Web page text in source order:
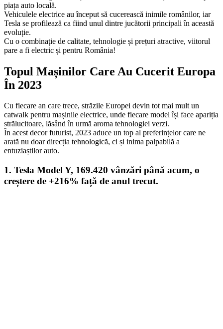
piața auto locală.
Vehiculele electrice au început să cucerească inimile românilor, iar
Tesla se profilează ca fiind unul dintre jucătorii principali în această
evoluție.
Cu o combinație de calitate, tehnologie și prețuri atractive, viitorul
pare a fi electric și pentru România!
Topul Mașinilor Care Au Cucerit Europa
În 2023
Cu fiecare an care trece, străzile Europei devin tot mai mult un
catwalk pentru mașinile electrice, unde fiecare model își face apariția
strălucitoare, lăsând în urmă aroma tehnologiei verzi.
În acest decor futurist, 2023 aduce un top al preferințelor care ne
arată nu doar direcția tehnologică, ci și inima palpabilă a
entuziaștilor auto.
1. Tesla Model Y, 169.420 vânzări până acum, o
creștere de +216% față de anul trecut.